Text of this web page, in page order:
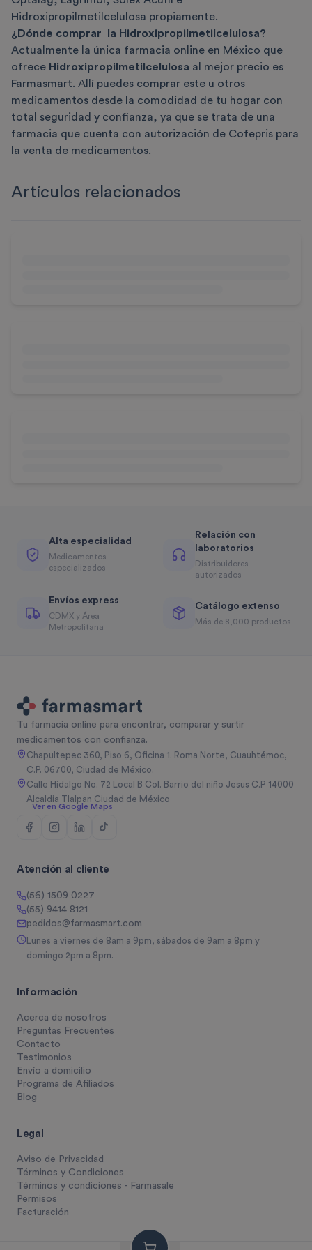
Hidroxipropilmetilcelulosa propiamente.
¿Dónde comprar la Hidroxipropilmetilcelulosa?
Actualmente la única farmacia online en México que
ofrece Hidroxipropilmetilcelulosa al mejor precio es
Farmasmart. Allí puedes comprar este u otros
medicamentos desde la comodidad de tu hogar con
total seguridad y confianza, ya que se trata de una
farmacia que cuenta con autorización de Cofepris para
la venta de medicamentos.
Artículos relacionados
Alta especialidad
Medicamentos
especializados
Relación con
laboratorios
Distribuidores
autorizados
Envíos express
CDMX y Área
Metropolitana
Catálogo extenso
Más de 8,000 productos
Tu farmacia online para encontrar, comparar y surtir
medicamentos con confianza.
Chapultepec 360, Piso 6, Oficina 1. Roma Norte, Cuauhtémoc,
C.P. 06700, Ciudad de México.
Calle Hidalgo No. 72 Local B Col. Barrio del niño Jesus C.P 14000
Alcaldia Tlalpan Ciudad de México
Ver en Google Maps
Atención al cliente
(56) 1509 0227
(55) 9414 8121
pedidos@farmasmart.com
Lunes a viernes de 8am a 9pm, sábados de 9am a 8pm y
domingo 2pm a 8pm.
Información
Acerca de nosotros
Preguntas Frecuentes
Contacto
Testimonios
Envío a domicilio
Programa de Afiliados
Blog
Legal
Aviso de Privacidad
Términos y Condiciones
Términos y condiciones - Farmasale
Permisos
Facturación